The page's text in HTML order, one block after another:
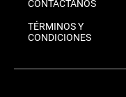
CONTÁCTANOS
TÉRMINOS Y
CONDICIONES